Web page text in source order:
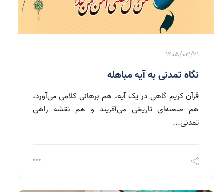
1405/03/21
نگاه تمدنی به آیه مباهله
قرآن کریم گاهی در یک آیه، هم برهانی کلامی می‌آورد،
هم صحنه‌ای تاریخی می‌آفریند و هم نقشه‌ راهی
تمدنی...